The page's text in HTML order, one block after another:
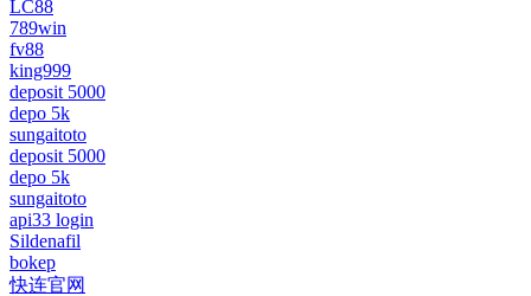
LC88
789win
fv88
king999
deposit 5000
depo 5k
sungaitoto
deposit 5000
depo 5k
sungaitoto
api33 login
Sildenafil
bokep
快连官网